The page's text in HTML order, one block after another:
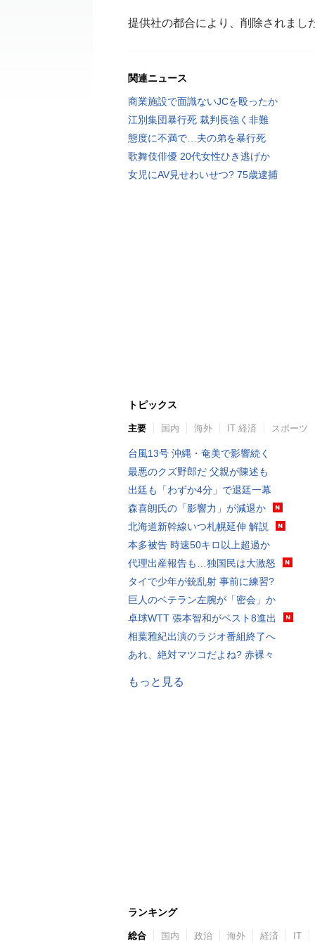
提供社の都合により、削除されまし
関連ニュース
商業施設で面識ないJCを殴ったか
江別集団暴行死 裁判長強く非難
態度に不満で…夫の弟を暴行死
歌舞伎俳優 20代女性ひき逃げか
女児にAV見せわいせつ? 75歳逮捕
トピックス
主要 国内 海外 IT 経済 スポーツ
台風13号 沖縄・奄美で影響続く
最悪のクズ野郎だ 父親が陳述も
出廷も「わずか4分」で退廷一幕
森喜朗氏の「影響力」が減退か
北海道新幹線いつ札幌延伸 解説
本多被告 時速50キロ以上超過か
代理出産報告も…独国民は大激怒
タイで少年が銃乱射 事前に練習?
巨人のベテラン左腕が「密会」か
卓球WTT 張本智和がベスト8進出
相葉雅紀出演のラジオ番組終了へ
あれ、絶対マツコだよね? 赤裸々
もっと見る
ランキング
総合 国内 政治 海外 経済 IT